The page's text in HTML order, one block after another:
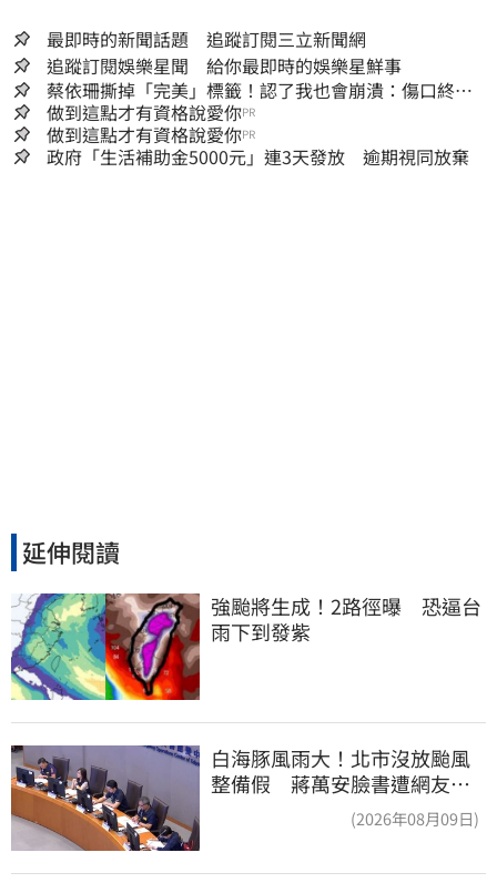
最即時的新聞話題 追蹤訂閱三立新聞網
追蹤訂閱娛樂星聞 給你最即時的娛樂星鮮事
蔡依珊撕掉「完美」標籤！認了我也會崩潰：傷口終究
會癒合
做到這點才有資格說愛你PR
做到這點才有資格說愛你PR
政府「生活補助金5000元」連3天發放 逾期視同放棄
延伸閱讀
強颱將生成！2路徑曝　恐逼台
雨下到發紫
白海豚風雨大！北市沒放颱風
整備假 蔣萬安臉書遭網友灌
(2026年08月09日)